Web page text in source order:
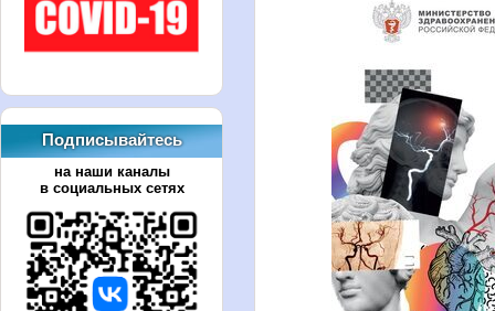
Подписывайтесь
на наши каналы
в социальных сетях